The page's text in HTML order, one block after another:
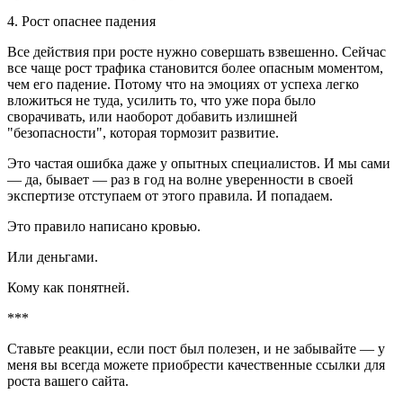
4. Рост опаснее падения
Все действия при росте нужно совершать взвешенно. Сейчас
все чаще рост трафика становится более опасным моментом,
чем его падение. Потому что на эмоциях от успеха легко
вложиться не туда, усилить то, что уже пора было
сворачивать, или наоборот добавить излишней
"безопасности", которая тормозит развитие.
Это частая ошибка даже у опытных специалистов. И мы сами
— да, бывает — раз в год на волне уверенности в своей
экспертизе отступаем от этого правила. И попадаем.
Это правило написано кровью.
Или деньгами.
Кому как понятней.
***
Ставьте реакции, если пост был полезен, и не забывайте — у
меня вы всегда можете приобрести качественные ссылки для
роста вашего сайта.